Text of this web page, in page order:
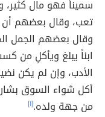
سميناً فهو مال
تعب، وقال بعضهم
وقال بعضهم الجمل
ابناً يبلغ ويأكلِ من
الأدب، وإن لم يكن
أكل شواء السوق
من جهة ولده.[١]